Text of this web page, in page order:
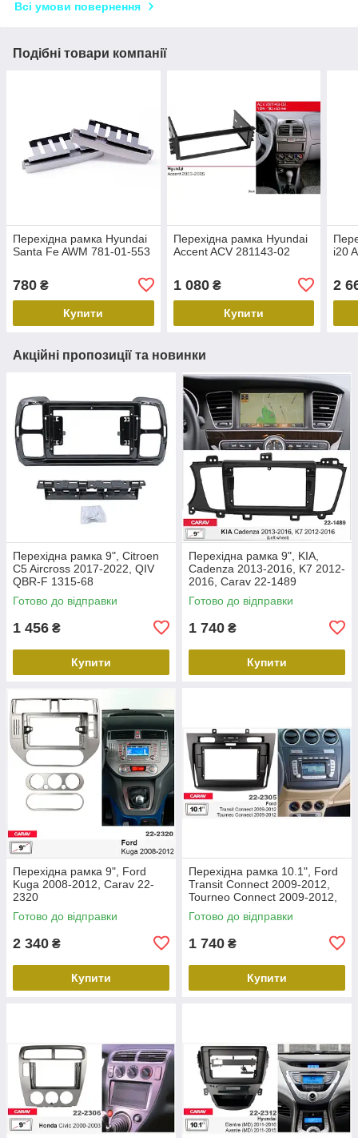
Всі умови повернення
Подібні товари компанії
Перехідна рамка Hyundai
Santa Fe AWM 781-01-553
780 ₴
Купити
Перехідна рамка Hyundai
Accent ACV 281143-02
1 080₴
Купити
i20
2
Акційні пропозиції та новинки
Перехідна рамка 9", Citroen
C5 Aircross 2017-2022, QIV
QBR-F 1315-68
Готово до відправки
1 456 ₴
Купити
Перехідна рамка 9", KIA,
Cadenza 2013-2016, K7 2012-
2016, Carav 22-1489
Готово до відправки
1 740 ₴
Купити
Перехідна рамка 9", Ford
Kuga 2008-2012, Carav 22-
2320
Готово до відправки
2 340 ₴
Купити
Перехідна рамка 10.1", Ford
Transit Connect 2009-2012,
Tourneo Connect 2009-2012,
Carav 22-2305
Готово до відправки
1 740 ₴
Купити